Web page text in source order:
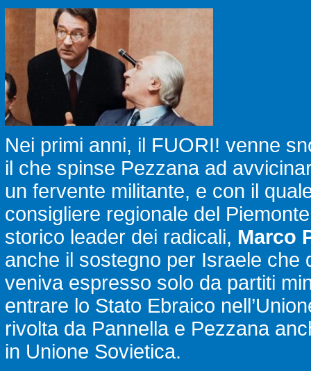
Nei primi anni, il FUORI! venne
il che spinse Pezzana ad
un fervente militante, e con il
consigliere regionale del
storico leader dei radicali, Marco
anche il sostegno per Israele che
veniva espresso solo da partiti
entrare lo Stato Ebraico
rivolta da Pannella e Pezzana
in Unione Sovietica.